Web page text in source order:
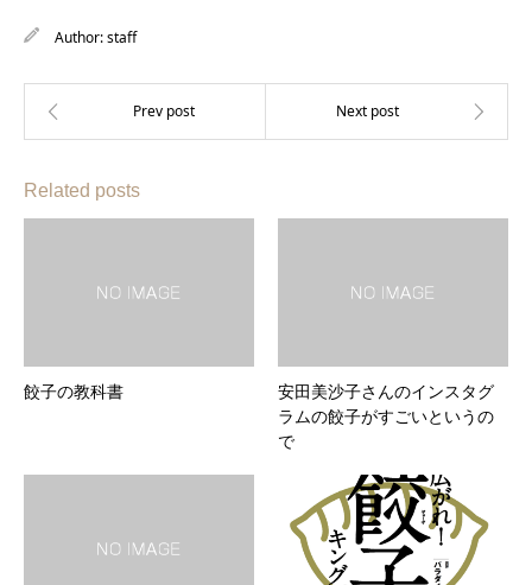
Author:staff
Related posts
餃子の教科書
安田美沙子さんのインスタグ
ラムの餃子がすごいというの
で